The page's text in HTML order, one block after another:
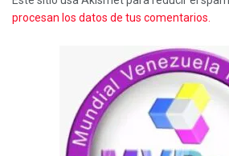
procesan los datos de tus comentarios.